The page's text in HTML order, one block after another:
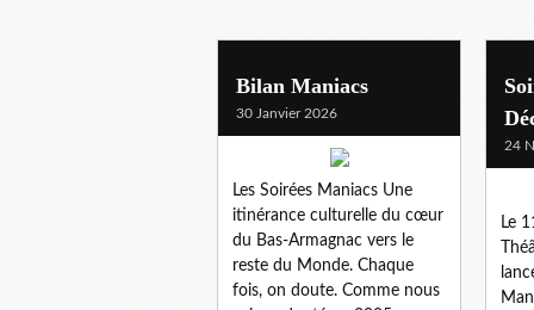
alexandra malfi
Bilan Maniacs
30 Janvier 2026
Les Soirées Maniacs Une
itinérance culturelle du cœur
du Bas-Armagnac vers le
reste du Monde. Chaque
fois, on doute. Comme nous
24
Le